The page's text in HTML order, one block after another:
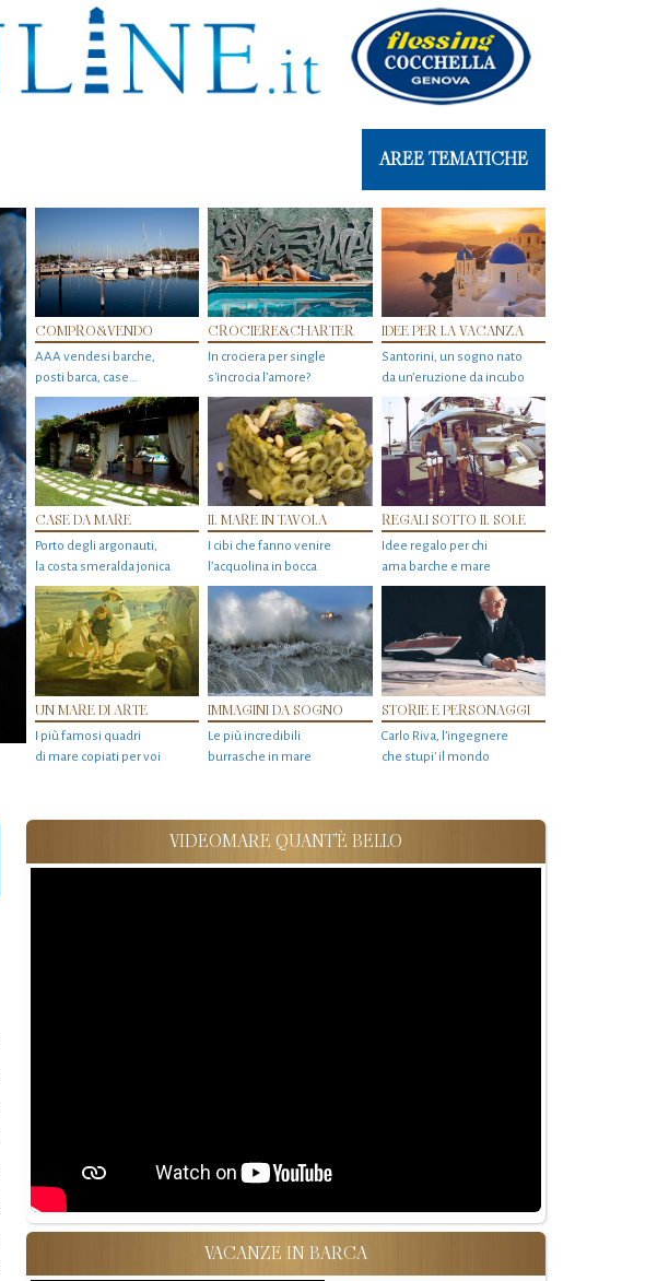
AREE TEMATICHE
COMPRO&VENDO
AAA vendesi barche,
posti barca, case…
CROCIERE&CHARTER
In crociera per single
s'incrocia l’amore?
IDEE PER LA VACANZA
Santorini, un sogno nato
da un’eruzione da incubo
CASE DA MARE
Porto degli argonauti,
la costa smeralda jonica
IL MARE IN TAVOLA
I cibi che fanno venire
l’acquolina in bocca
REGALI SOTTO IL SOLE
Idee regalo per chi
ama barche e mare
UN MARE DI ARTE
I più famosi quadri
di mare copiati per voi
IMMAGINI DA SOGNO
Le più incredibili
burrasche in mare
STORIE E PERSONAGGI
Carlo Riva, l’ingegnere
che stupi' il mondo
VIDEOMARE QUANT'È BELLO
VACANZE IN BARCA